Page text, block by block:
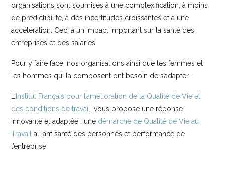
organisations sont soumises à une complexification, à moins
de prédictibilité, à des incertitudes croissantes et à une
accélération. Ceci a un impact important sur la santé des
entreprises et des salariés.
Pour y faire face, nos organisations ainsi que les femmes et
les hommes qui la composent ont besoin de s’adapter.
L’ Institut Français pour l’amélioration de la Qualité de Vie et
des conditions de travail
, vous propose une réponse
innovante et adaptée : une démarche de Qualité de Vie au
Travail alliant santé des personnes et performance de
l’entreprise.